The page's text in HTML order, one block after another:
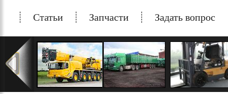
Статьи Запчасти Задать вопрос